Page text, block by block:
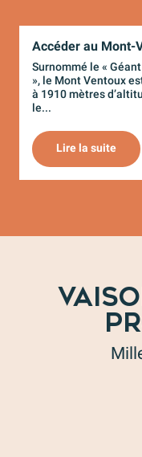
Accéder au Mont-
Surnommé le «
», le Mont Ventoux
à 1910 mètres
le...
Lire la suite